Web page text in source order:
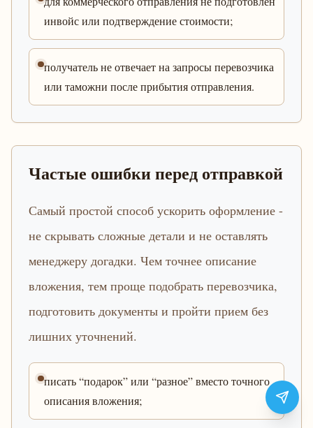
инвойс или подтверждение стоимости;
получатель не отвечает на запросы перевозчика
или таможни после прибытия отправления.
Частые ошибки перед отправкой
Самый простой способ ускорить оформление -
не скрывать сложные детали и не оставлять
менеджеру догадки. Чем точнее описание
вложения, тем проще подобрать перевозчика,
подготовить документы и пройти прием без
лишних уточнений.
писать “подарок” или “разное” вместо точного
описания вложения;